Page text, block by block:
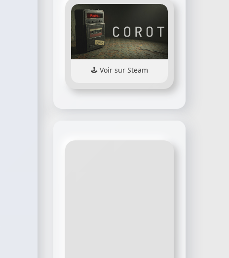
Voir sur Steam